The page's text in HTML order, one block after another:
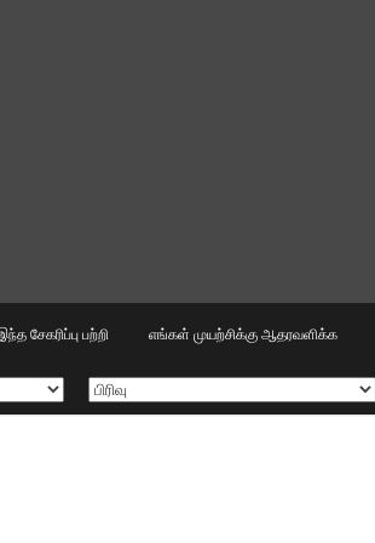
சேகரிப்பு பற்றி எங்கள் முயற்சிக்கு ஆதரவளிக்க